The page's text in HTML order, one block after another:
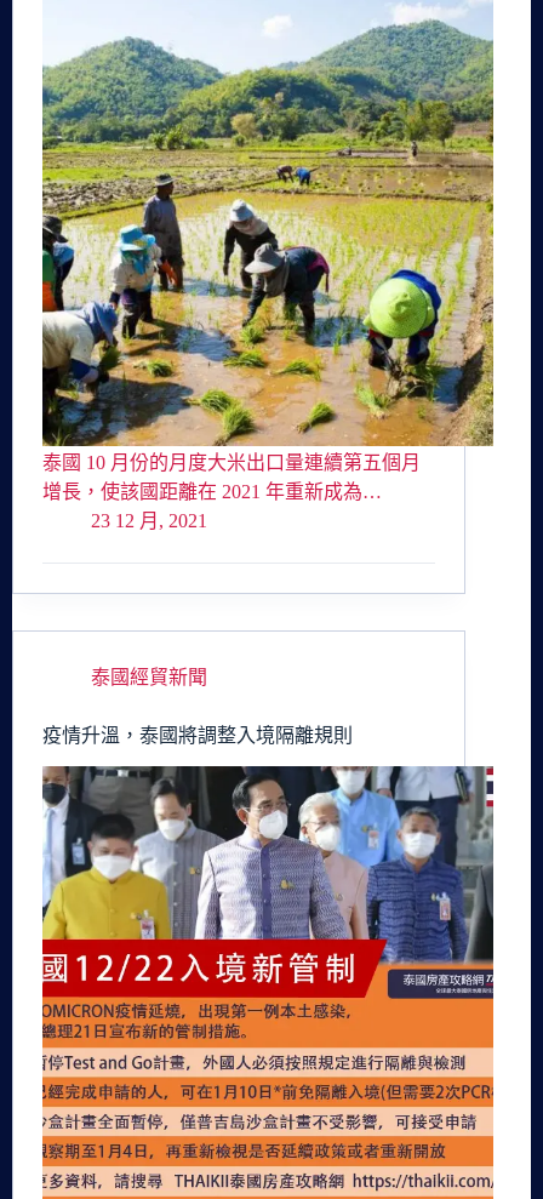
泰國 10 月份的月度大米出口量連續第五個月
增長，使該國距離在 2021 年重新成為…
23 12 月, 2021
泰國經貿新聞
疫情升溫，泰國將調整入境隔離規則